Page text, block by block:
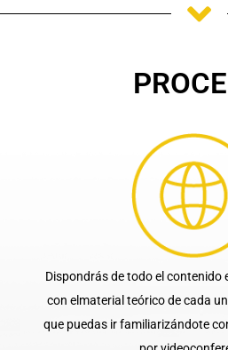
Dispondrás de todo el contenido
con el material teóricode cada
que puedas ir familiarizándote